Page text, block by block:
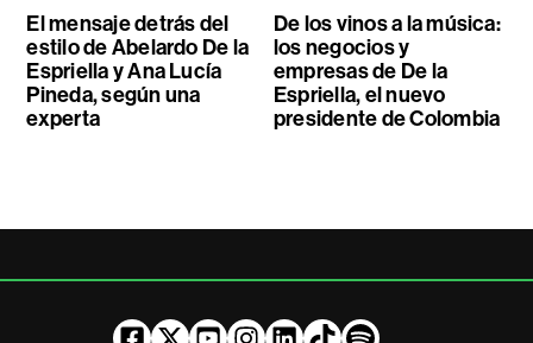
El mensaje detrás del
estilo de Abelardo De la
Espriella y Ana Lucía
Pineda, según una
experta
De los vinos a la música:
los negocios y
empresas de De la
Espriella, el nuevo
presidente de Colombia